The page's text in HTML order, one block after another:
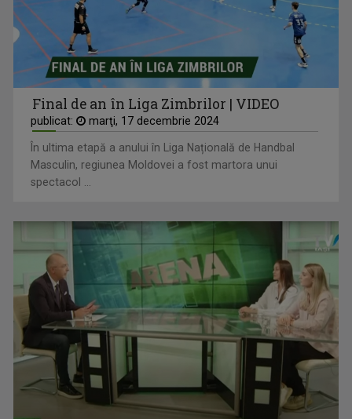
Final de an în Liga Zimbrilor | VIDEO
publicat: marţi, 17 decembrie 2024
În ultima etapă a anului în Liga Națională de Handbal
Masculin, regiunea Moldovei a fost martora unui
spectacol ...